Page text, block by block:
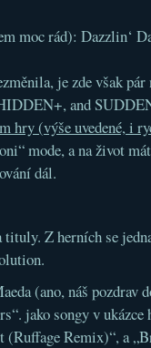
moc rád): Dazzlin‘
je zde však
and
hry (výše uvedené, i
mode, a na život
dál.
tituly. Z herních se
(ano, náš pozdrav
jako songy v
(Ruffage Remix)“, a